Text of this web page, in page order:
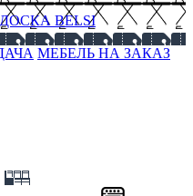
BELSI
МЕБЕЛЬ НА ЗАКАЗ